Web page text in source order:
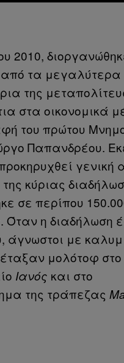
2010,
τα μεγαλύτερα
της
στα οικονομικά
του πρώτου
Παπανδρέου.
γενική
κύριας
σε περίπου
Όταν η διαδήλωση
άγνωστοι με
μολότοφ στο
Ιανός και στο
της τράπεζας